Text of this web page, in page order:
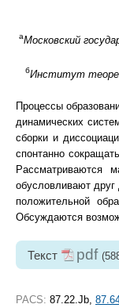
аМосковский
бИнститут
Процессы
динамических
сборки и
спонтанно
Рассматриваются
обусловливают друг
положительной
Обсуждаются
Текст pdf
PACS: 87.22.Jb,